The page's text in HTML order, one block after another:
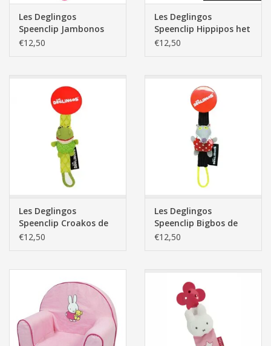
Les Deglingos
Speenclip Jambonos
het Varken
€12,50
Les Deglingos
Speenclip Hippipos het
Nijlpaard
€12,50
Les Deglingos
Speenclip Croakos de
Kikker
€12,50
Les Deglingos
Speenclip Bigbos de
Wolf
€12,50